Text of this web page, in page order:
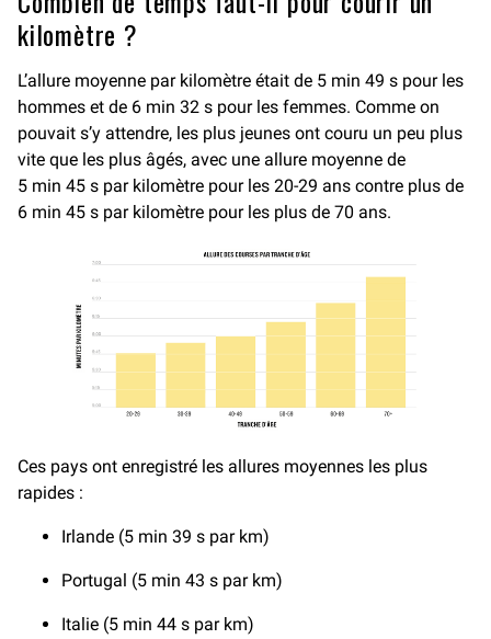
kilomètre ?
L’allure moyenne par kilomètre était de 5 min 49 s pour les
hommes et de 6 min 32 s pour les femmes. Comme on
pouvait s’y attendre, les plus jeunes ont couru un peu plus
vite que les plus âgés, avec une allure moyenne de
5 min 45 s par kilomètre pour les 20-29 ans contre plus de
6 min 45 s par kilomètre pour les plus de 70 ans.
Ces pays ont enregistré les allures moyennes les plus
rapides :
Irlande (5 min 39 s par km)
Portugal (5 min 43 s par km)
Italie (5 min 44 s par km)